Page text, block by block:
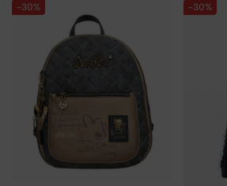
-30% -30%